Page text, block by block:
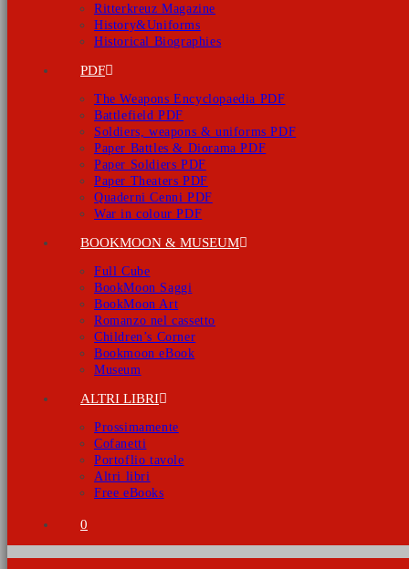
Ritterkreuz Magazine
History&Uniforms
Historical Biographies
PDF
The Weapons Encyclopaedia PDF
Battlefield PDF
Soldiers, weapons & uniforms PDF
Paper Battles & Diorama PDF
Paper Soldiers PDF
Paper Theaters PDF
Quaderni Cenni PDF
War in colour PDF
BOOKMOON & MUSEUM
Full Cube
BookMoon Saggi
BookMoon Art
Romanzo nel cassetto
Children’s Corner
Bookmoon eBook
Museum
ALTRI LIBRI
Prossimamente
Cofanetti
Portoflio tavole
Altri libri
Free eBooks
0